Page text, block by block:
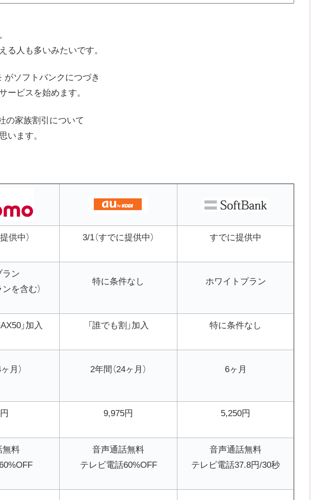
る人も多いみたいです。
がソフトバンクにつづき
ービスを始めます。
の家族割引について
います。
供中） 3/1（すでに提供中） すでに提供中
ラン
を含む）
特に条件なし ホワイトプラン
」加入 「誰でも割」加入 特に条件なし
月） 2年間（24ヶ月） 6ヶ月
9,975円 5,250円
無料
音声通話無料
テレビ電話60%OFF
音声通話無料
テレビ電話37.8円/30秒